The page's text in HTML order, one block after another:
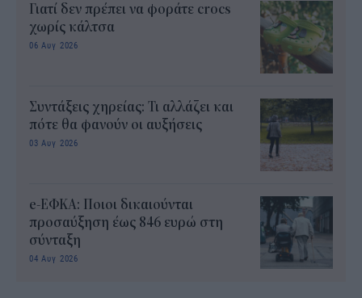
Γιατί δεν πρέπει να φοράτε crocs
χωρίς κάλτσα
06 Αυγ 2026
Συντάξεις χηρείας: Τι αλλάζει και
πότε θα φανούν οι αυξήσεις
03 Αυγ 2026
e-ΕΦΚΑ: Ποιοι δικαιούνται
προσαύξηση έως 846 ευρώ στη
σύνταξη
04 Αυγ 2026